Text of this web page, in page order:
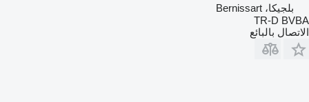
بلجيكا، Bernissart
TR-D BVBA
الاتصال بالبائع